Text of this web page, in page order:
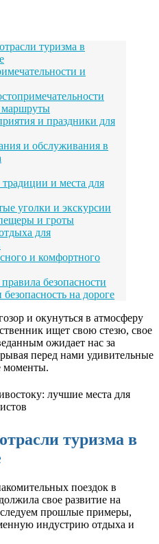
туризма в
и
и праздники для
и обслуживания в
и места для
уголки и экскурсии
и гроты
для
и комфортного
безопасности
безопасность на дороге
и окунуться в атмосферу
ищет свою стезю, свое
ожидает нас за
перед нами удивительные
моменты.
туризма в
поездок в
свое развитие на
прошлые примеры,
индустрию отдыха и